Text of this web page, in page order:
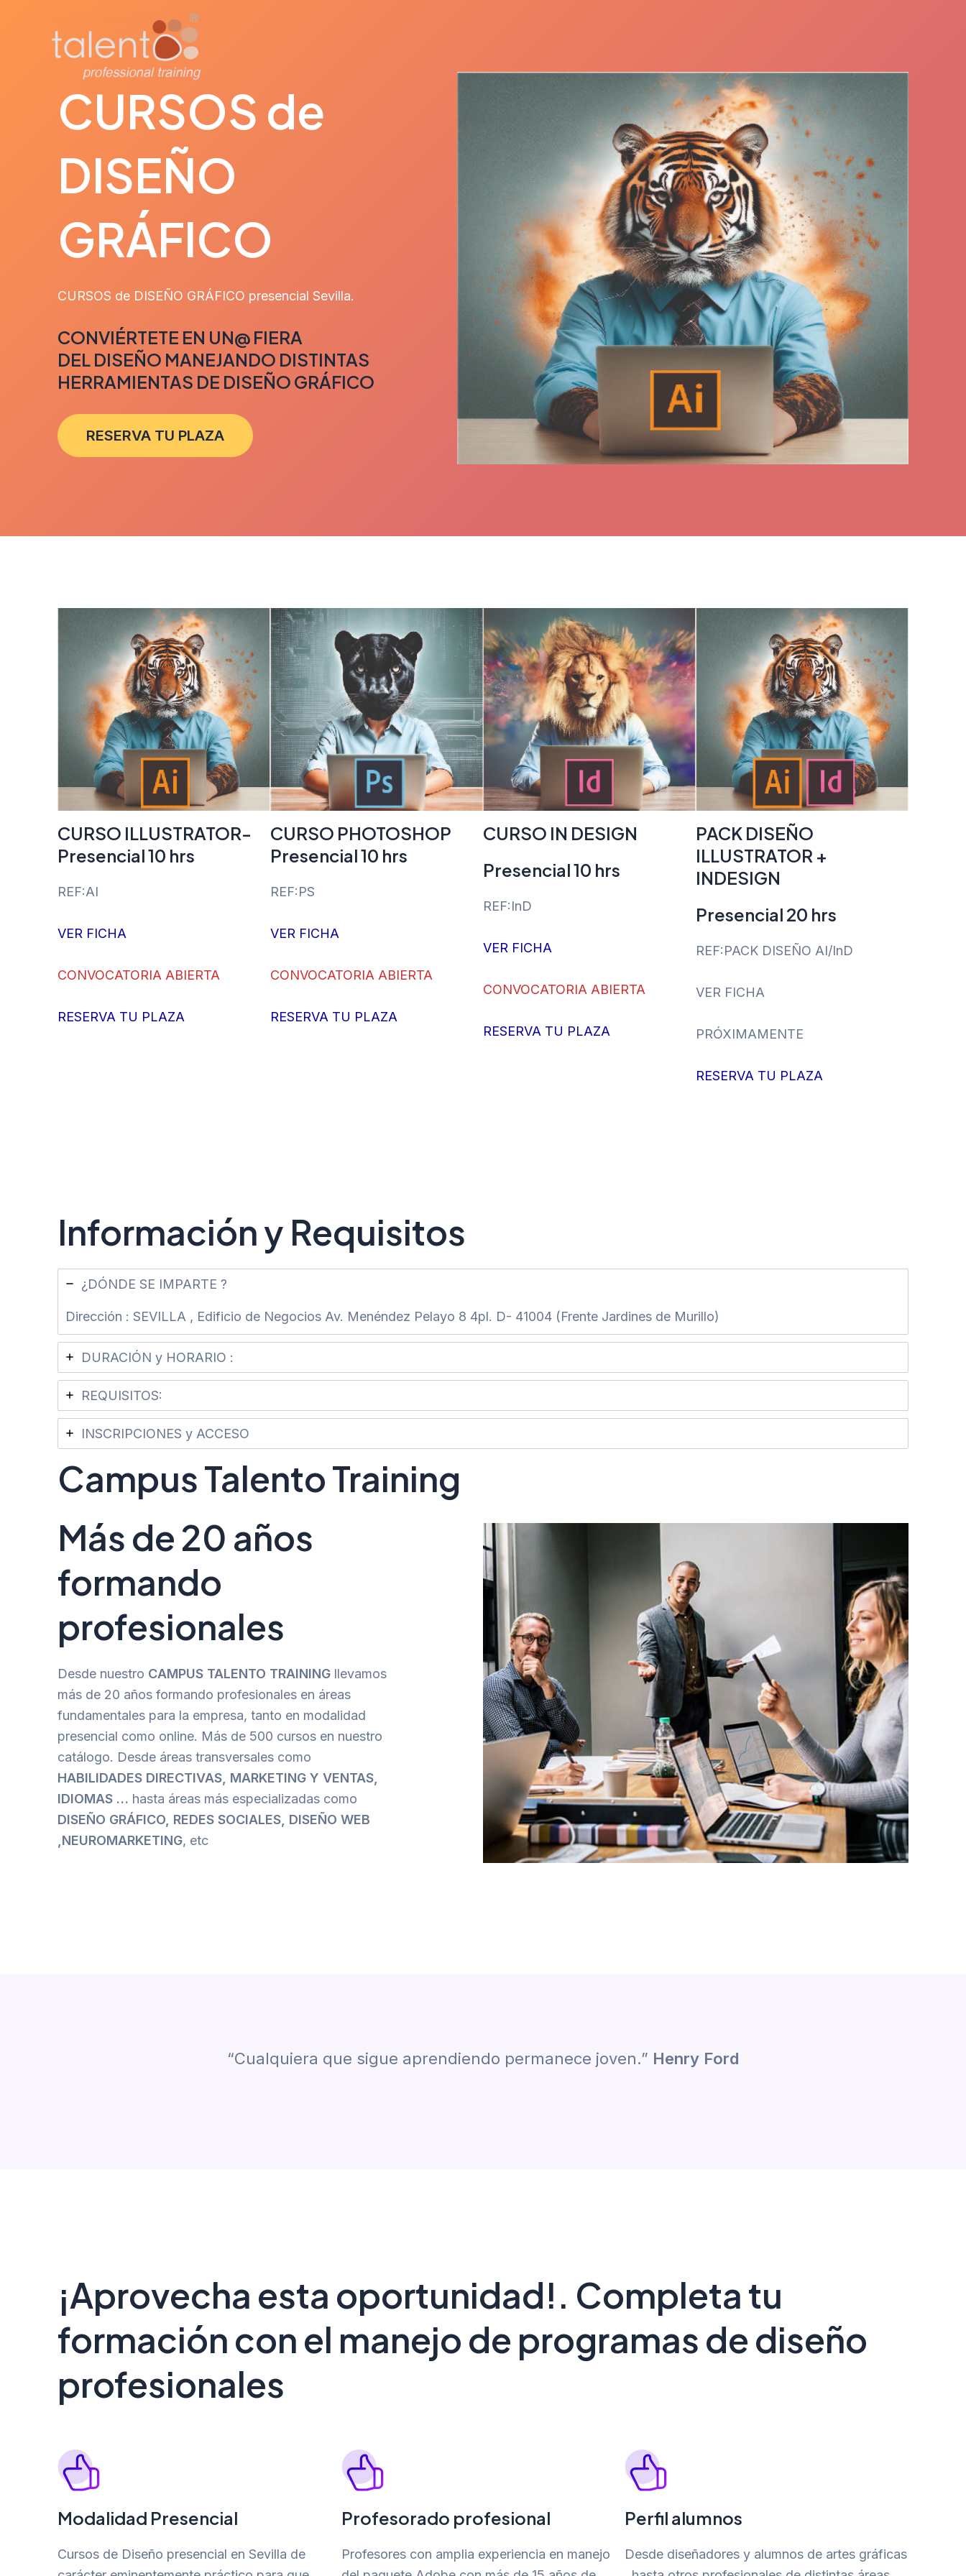
CURSOS de
DISEÑO
GRÁFICO
CURSOS de DISEÑO GRÁFICO presencial Sevilla.
CONVIÉRTETE EN UN@ FIERA
DEL DISEÑO MANEJANDO DISTINTAS
HERRAMIENTAS DE DISEÑO GRÁFICO
RESERVA TU PLAZA
CURSO ILLUSTRATOR-
Presencial 10 hrs
REF:AI
VER FICHA
CONVOCATORIA ABIERTA
RESERVA TU PLAZA
CURSO PHOTOSHOP
Presencial 10 hrs
REF:PS
VER FICHA
CONVOCATORIA ABIERTA
RESERVA TU PLAZA
CURSO IN DESIGN
Presencial 10 hrs
REF:InD
VER FICHA
CONVOCATORIA ABIERTA
RESERVA TU PLAZA
PACK DISEÑO
ILLUSTRATOR +
INDESIGN
Presencial 20 hrs
REF:PACK DISEÑO AI/InD
VER FICHA
PRÓXIMAMENTE
RESERVA TU PLAZA
Información y Requisitos
¿DÓNDE SE IMPARTE ?
Dirección : SEVILLA , Edificio de Negocios Av. Menéndez Pelayo 8 4pl. D- 41004 (Frente Jardines de Murillo)
DURACIÓN y HORARIO :
REQUISITOS:
INSCRIPCIONES y ACCESO
Campus Talento Training
Más de 20 años
formando
profesionales
Desde nuestro CAMPUS TALENTO TRAINING llevamos
más de 20 años formando profesionales en áreas
fundamentales para la empresa, tanto en modalidad
presencial como online. Más de 500 cursos en nuestro
catálogo. Desde áreas transversales como
HABILIDADES DIRECTIVAS, MARKETING Y VENTAS,
IDIOMAS … hasta áreas más especializadas como
DISEÑO GRÁFICO, REDES SOCIALES, DISEÑO WEB
,NEUROMARKETING, etc
“Cualquiera que sigue aprendiendo permanece joven.” Henry Ford
¡Aprovecha esta oportunidad!. Completa tu
formación con el manejo de programas de diseño
profesionales
Modalidad Presencial
Cursos de Diseño presencial en Sevilla de
Profesorado profesional
Profesores con amplia experiencia en manejo
Perfil alumnos
Desde diseñadores y alumnos de artes gráficas